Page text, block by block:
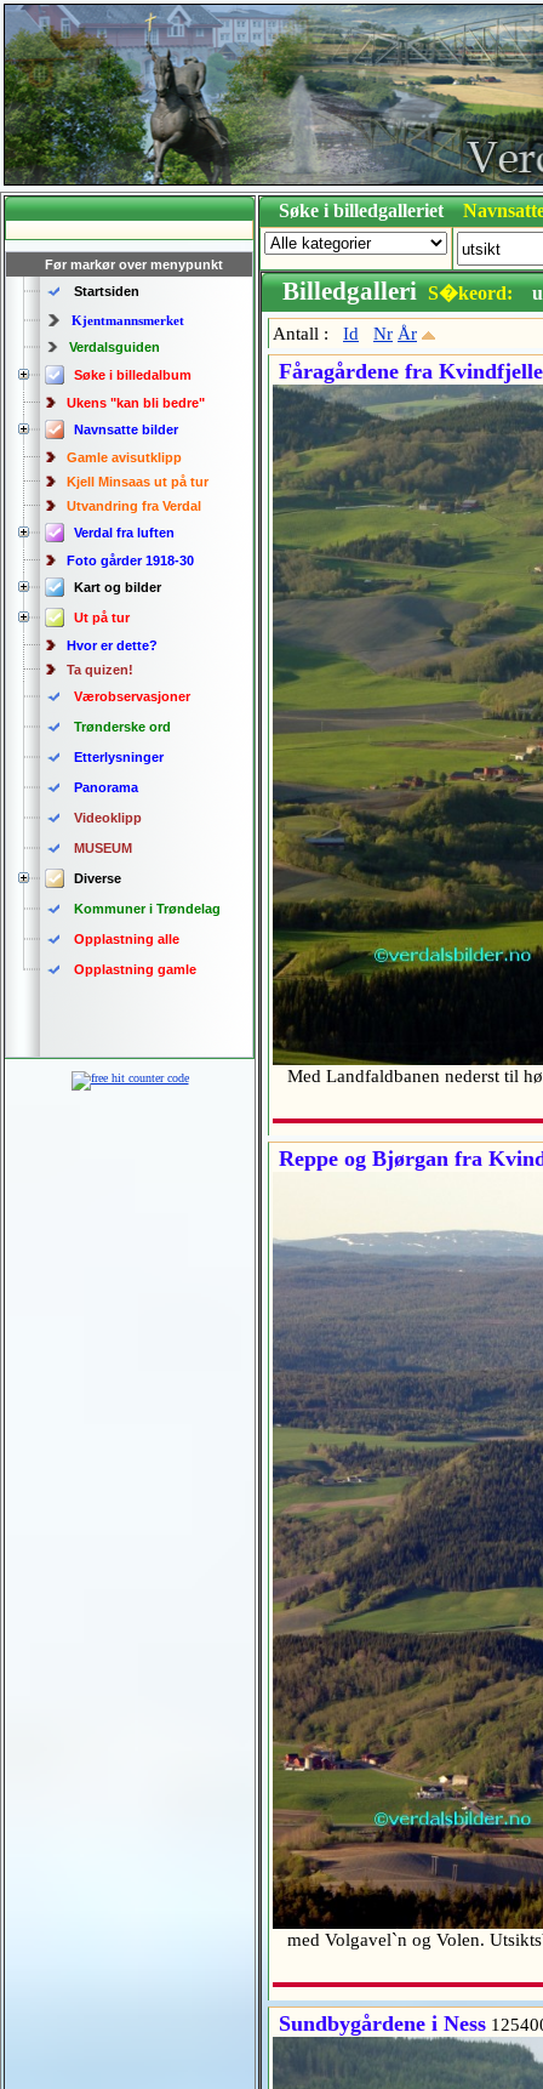
Før markør over menypunkt
Startsiden
Kjentmannsmerket
Verdalsguiden
Søke i billedalbum
Ukens "kan bli bedre"
Navnsatte bilder
Gamle avisutklipp
Kjell Minsaas ut på tur
Utvandring fra Verdal
Verdal fra luften
Foto gårder 1918-30
Kart og bilder
Ut på tur
Hvor er dette?
Ta quizen!
Værobservasjoner
Trønderske ord
Etterlysninger
Panorama
Videoklipp
MUSEUM
Diverse
Kommuner i Trøndelag
Opplastning alle
Opplastning gamle
Søke i billedgalleriet
Billedgalleri S�keord:
Antall : Id Nr År
Fåragårdene fra
Med Landfaldbanen nederst til
Reppe og Bjørgan fra
med Volgavel`n og Volen.
Sundbygårdene i Ness